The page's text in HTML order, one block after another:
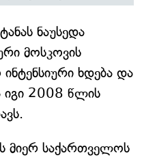
ნაუსედა
მოსკოვის
ხდება და
იგი 2008 წლის
მიერ საქართველოს